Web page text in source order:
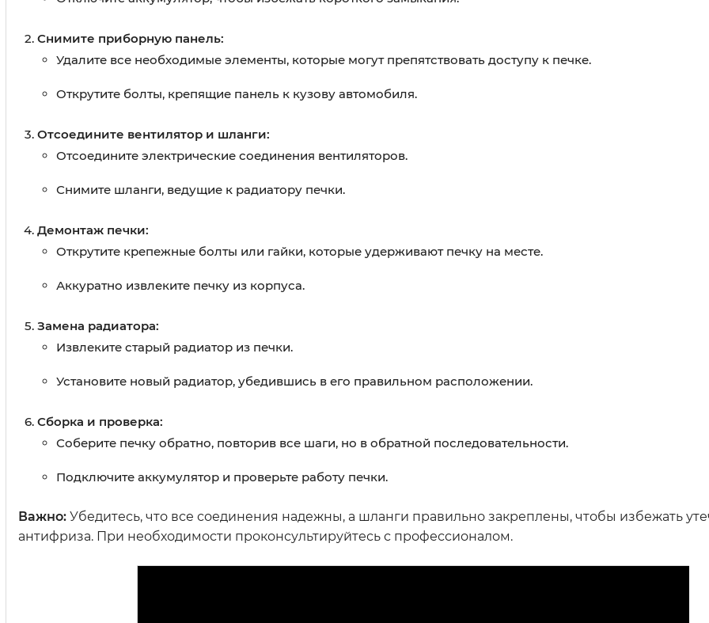
Снимите приборную панель:
Удалите все необходимые элементы, которые могут препятствовать доступу к печке.
Открутите болты, крепящие панель к кузову автомобиля.
Отсоедините вентилятор и шланги:
Отсоедините электрические соединения вентиляторов.
Снимите шланги, ведущие к радиатору печки.
Демонтаж печки:
Открутите крепежные болты или гайки, которые удерживают печку на месте.
Аккуратно извлеките печку из корпуса.
Замена радиатора:
Извлеките старый радиатор из печки.
Установите новый радиатор, убедившись в его правильном расположении.
Сборка и проверка:
Соберите печку обратно, повторив все шаги, но в обратной последовательности.
Подключите аккумулятор и проверьте работу печки.
Важно: Убедитесь, что все соединения надежны, а шланги правильно закреплены, чтобы избежать
антифриза. При необходимости проконсультируйтесь с профессионалом.